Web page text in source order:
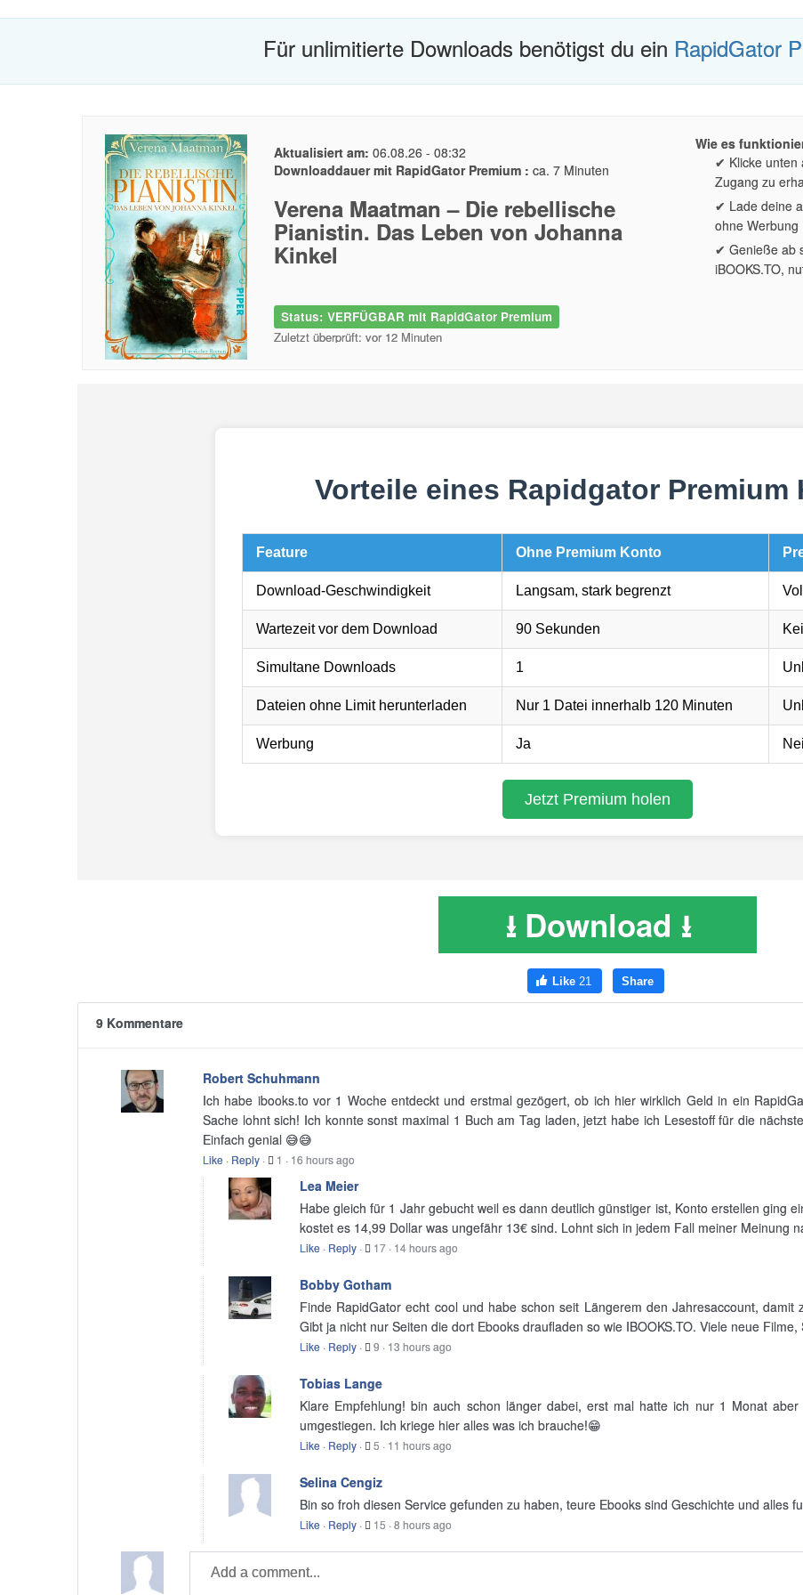
Für unlimitierte Downloads benötigst du ein RapidGator
Aktualisiert am: 06.08.26 - 08:32
Downloaddauer mit RapidGator Premium : ca. 7 Minuten
Verena Maatman – Die rebellische
Pianistin. Das Leben von Johanna
Kinkel
Status: VERFÜGBAR mit RapidGator Premium
Zuletzt überprüft: vor 12 Minuten
Wie es
✔ Klicke unten
Zugang zu
✔ Lade deine
ohne Werbung
✔ Genieße ab
iBOOKS.TO,
⭳ Download ⭳
9 Kommentare
Robert Schuhmann
Ich habe ibooks.to vor 1 Woche entdeckt und erstmal gezögert, ob ich hier wirklich Geld in ein
Sache lohnt sich! Ich konnte sonst maximal 1 Buch am Tag laden, jetzt habe ich Lesestoff für die
Einfach genial 😅😅
Like · Reply · 1 · 16 hours ago
Lea Meier
Habe gleich für 1 Jahr gebucht weil es dann deutlich günstiger ist, Konto erstellen ging
kostet es 14,99 Dollar was ungefähr 13€ sind. Lohnt sich in jedem Fall meiner Meinung
Like · Reply · 17 · 14 hours ago
Bobby Gotham
Finde RapidGator echt cool und habe schon seit Längerem den Jahresaccount,
Gibt ja nicht nur Seiten die dort Ebooks draufladen so wie IBOOKS.TO. Viele neue
Like · Reply · 9 · 13 hours ago
Tobias Lange
Klare Empfehlung! bin auch schon länger dabei, erst mal hatte ich nur 1 Monat
umgestiegen. Ich kriege hier alles was ich brauche!😁
Like · Reply · 5 · 11 hours ago
Selina Cengiz
Bin so froh diesen Service gefunden zu haben, teure Ebooks sind Geschichte und alles
Like · Reply · 15 ·8 hours ago